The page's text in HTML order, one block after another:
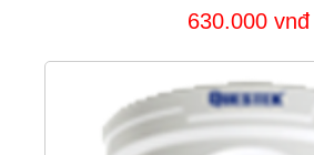
630.000 vnđ